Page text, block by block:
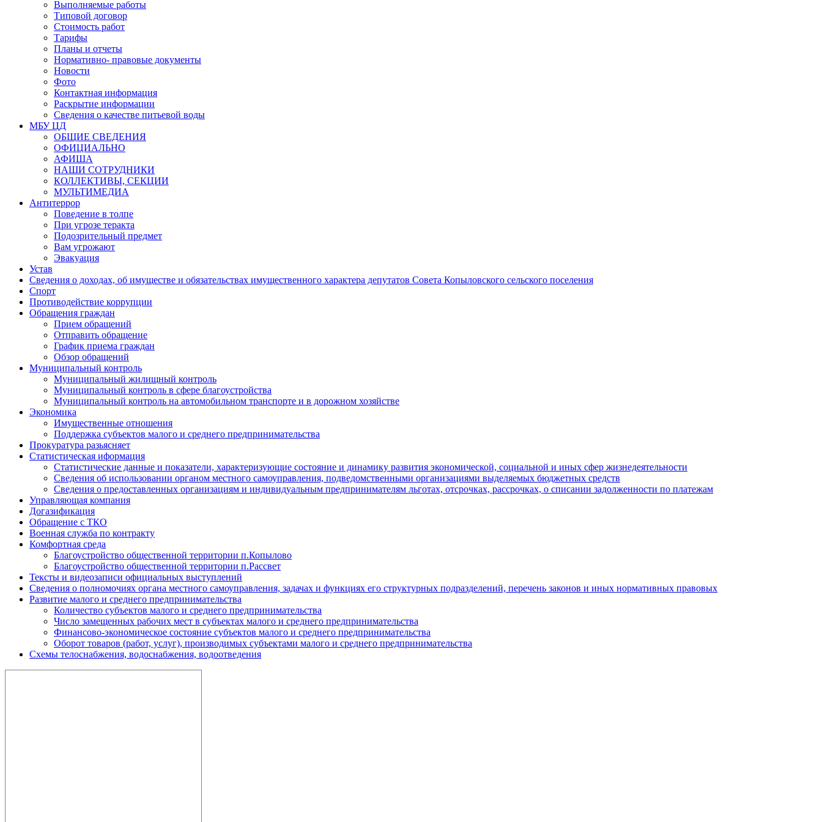
Выполняемые работы
Типовой договор
Стоимость работ
Тарифы
Планы и отчеты
Нормативно- правовые документы
Новости
Фото
Контактная информация
Раскрытие информации
Сведения о качестве питьевой воды
МБУ ЦД
ОБЩИЕ СВЕДЕНИЯ
ОФИЦИАЛЬНО
АФИША
НАШИ СОТРУДНИКИ
КОЛЛЕКТИВЫ, СЕКЦИИ
МУЛЬТИМЕДИА
Антитеррор
Поведение в толпе
При угрозе теракта
Подозрительный предмет
Вам угрожают
Эвакуация
Устав
Сведения о доходах, об имуществе и обязательствах имущественного характера депутатов Совета Копыловского сельского поселения
Спорт
Противодействие коррупции
Обращения граждан
Прием обращений
Отправить обращение
График приема граждан
Обзор обращений
Муниципальный контроль
Муниципальный жилищный контроль
Муниципальный контроль в сфере благоустройства
Муниципальный контроль на автомобильном транспорте и в дорожном хозяйстве
Экономика
Имущественные отношения
Поддержка субъектов малого и среднего предпринимательства
Прокуратура разьясняет
Статистическая иформация
Статистические данные и показатели, характеризующие состояние и динамику развития экономической, социальной и иных сфер жизнедеятельности
Сведения об использовании органом местного самоуправления, подведомственными организациями выделяемых бюджетных средств
Сведения о предоставленных организациям и индивидуальным предпринимателям льготах, отсрочках, рассрочках, о списании задолженности по платежам
Управляющая компания
Догазификация
Обращение с ТКО
Военная служба по контракту
Комфортная среда
Благоустройство общественной территории п.Копылово
Благоустройство общественной территории п.Рассвет
Тексты и видеозаписи официальных выступлений
Сведения о полномочиях органа местного самоуправления, задачах и функциях его структурных подразделений, перечень законов и иных нормативных правовых
Развитие малого и среднего предпринимательства
Количество субъектов малого и среднего предпринимательства
Число замещенных рабочих мест в субъектах малого и среднего предпринимательства
Финансово-экономическое состояние субъектов малого и среднего предпринимательства
Оборот товаров (работ, услуг), производимых субъектами малого и среднего предпринимательства
Схемы телоснабжения, водоснабжения, водоотведения